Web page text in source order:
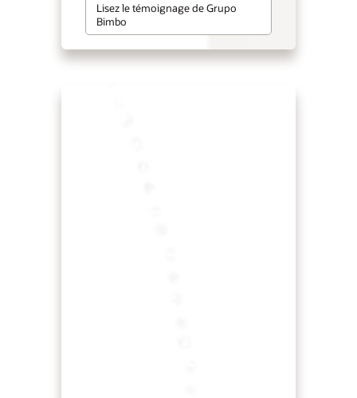
Lisez le témoignage de Grupo
Bimbo